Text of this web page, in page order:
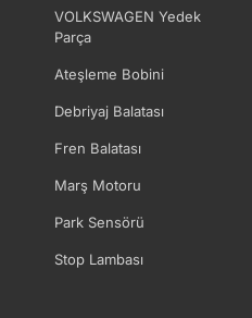
VOLKSWAGEN Yedek
Parça
Ateşleme Bobini
Debriyaj Balatası
Fren Balatası
Marş Motoru
Park Sensörü
Stop Lambası